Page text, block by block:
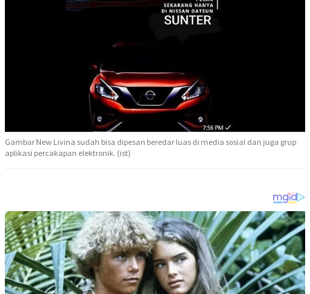
Gambar New Livina sudah bisa dipesan beredar luas di media sosial dan juga grup
aplikasi percakapan elektronik. (ist)